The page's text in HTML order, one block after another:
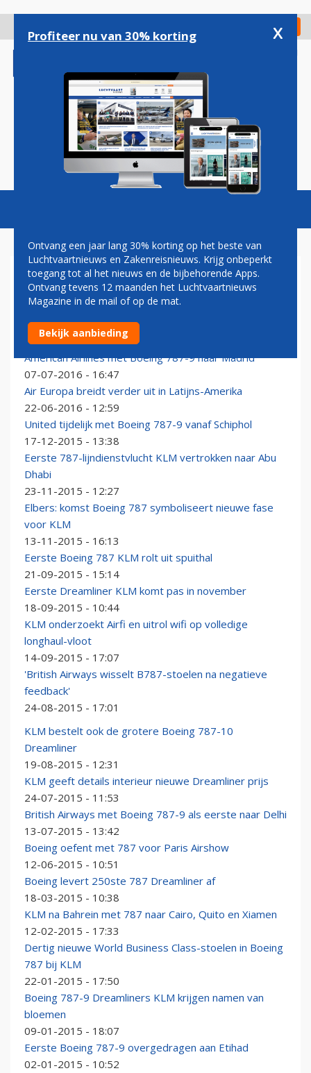
gaan
Check in
Magazine Podcasts Vacatures
BOEING 787-9 DREAMLINER
Ruili Airlines versterkt vloot met zes Boeing 787-9's
13-07-2016 - 14:15
American Airlines met Boeing 787-9 naar Madrid
07-07-2016 - 16:47
Air Europa breidt verder uit in Latijns-Amerika
22-06-2016 - 12:59
United tijdelijk met Boeing 787-9 vanaf Schiphol
17-12-2015 - 13:38
Eerste 787-lijndienstvlucht KLM vertrokken naar Abu
Dhabi
23-11-2015 - 12:27
Elbers: komst Boeing 787 symboliseert nieuwe fase
voor KLM
13-11-2015 - 16:13
Eerste Boeing 787 KLM rolt uit spuithal
21-09-2015 - 15:14
Eerste Dreamliner KLM komt pas in november
18-09-2015 - 10:44
KLM onderzoekt Airfi en uitrol wifi op volledige
longhaul-vloot
14-09-2015 - 17:07
'British Airways wisselt B787-stoelen na negatieve
feedback'
24-08-2015 - 17:01
KLM bestelt ook de grotere Boeing 787-10
Dreamliner
19-08-2015 - 12:31
KLM geeft details interieur nieuwe Dreamliner prijs
24-07-2015 - 11:53
British Airways met Boeing 787-9 als eerste naar Delhi
13-07-2015 - 13:42
Boeing oefent met 787 voor Paris Airshow
12-06-2015 - 10:51
Boeing levert 250ste 787 Dreamliner af
18-03-2015 - 10:38
KLM na Bahrein met 787 naar Cairo, Quito en Xiamen
12-02-2015 - 17:33
Dertig nieuwe World Business Class-stoelen in Boeing
787 bij KLM
22-01-2015 - 17:50
Boeing 787-9 Dreamliners KLM krijgen namen van
bloemen
09-01-2015 - 18:07
Eerste Boeing 787-9 overgedragen aan Etihad
02-01-2015 - 10:52
Profiteer nu van 30% korting x
Ontvang een jaar lang 30% korting op het beste van
Luchtvaartnieuws en Zakenreisnieuws. Krijg onbeperkt
toegang tot al het nieuws en de bijbehorende Apps.
Ontvang tevens 12 maanden het Luchtvaartnieuws
Magazine in de mail of op de mat.
Bekijk aanbieding